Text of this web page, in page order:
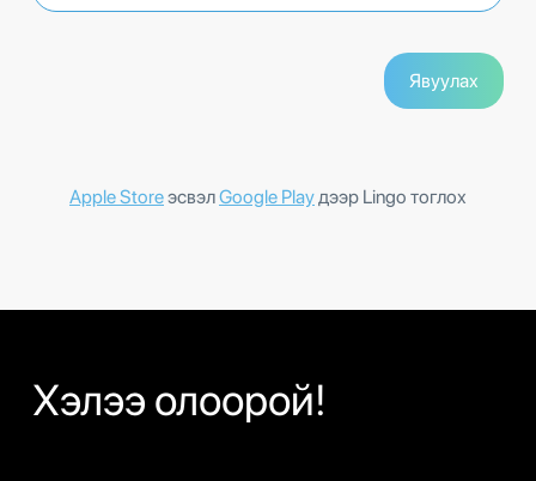
Apple StoreэсвэлGoogle Playдээр Lingo тоглох
Хэлээ олоорой!